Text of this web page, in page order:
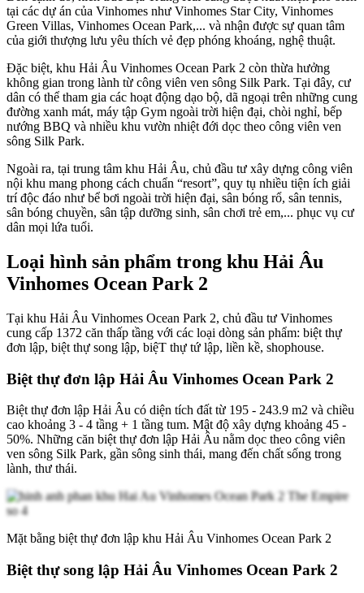
tại các dự án của Vinhomes như Vinhomes Star City, Vinhomes
Green Villas, Vinhomes Ocean Park,... và nhận được sự quan tâm
của giới thượng lưu yêu thích vẻ đẹp phóng khoáng, nghệ thuật.
Đặc biệt, khu Hải Âu Vinhomes Ocean Park 2 còn thừa hưởng
không gian trong lành từ công viên ven sông Silk Park. Tại đây, cư
dân có thể tham gia các hoạt động dạo bộ, dã ngoại trên những cung
đường xanh mát, máy tập Gym ngoài trời hiện đại, chòi nghỉ, bếp
nướng BBQ và nhiều khu vườn nhiệt đới dọc theo công viên ven
sông Silk Park.
Ngoài ra, tại trung tâm khu Hải Âu, chủ đầu tư xây dựng công viên
nội khu mang phong cách chuẩn “resort”, quy tụ nhiều tiện ích giải
trí độc đáo như bể bơi ngoài trời hiện đại, sân bóng rổ, sân tennis,
sân bóng chuyền, sân tập dưỡng sinh, sân chơi trẻ em,... phục vụ cư
dân mọi lứa tuổi.
Loại hình sản phẩm trong khu Hải Âu
Vinhomes Ocean Park 2
Tại khu Hải Âu Vinhomes Ocean Park 2, chủ đầu tư Vinhomes
cung cấp 1372 căn thấp tầng với các loại dòng sản phẩm: biệt thự
đơn lập, biệt thự song lập, biệT thự tứ lập, liền kề, shophouse.
Biệt thự đơn lập Hải Âu Vinhomes Ocean Park 2
Biệt thự đơn lập Hải Âu có diện tích đất từ 195 - 243.9 m2 và chiều
cao khoảng 3 - 4 tầng + 1 tầng tum. Mật độ xây dựng khoảng 45 -
50%. Những căn biệt thự đơn lập Hải Âu nằm dọc theo công viên
ven sông Silk Park, gần sông sinh thái, mang đến chất sống trong
lành, thư thái.
Mặt bằng biệt thự đơn lập khu Hải Âu Vinhomes Ocean Park 2
Biệt thự song lập Hải Âu Vinhomes Ocean Park 2